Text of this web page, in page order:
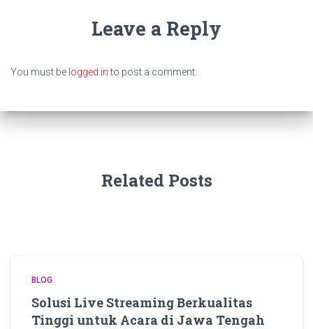
Leave a Reply
You must be logged into post a comment.
Related Posts
BLOG
Solusi Live Streaming Berkualitas
Tinggi untuk Acara di Jawa Tengah